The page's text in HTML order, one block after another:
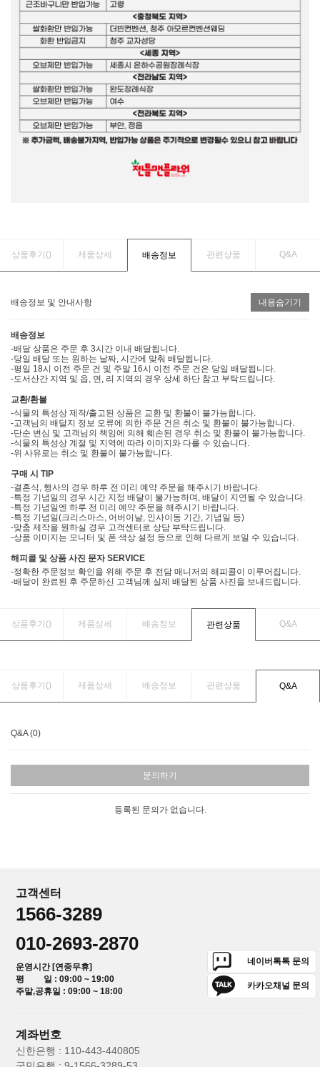
상품후기() 제품상세 배송정보 관련상품 Q&A
배송정보 및 안내사항 내용숨기기
배송정보
-배달 상품은 주문 후 3시간 이내 배달됩니다.
-당일 배달 또는 원하는 날짜, 시간에 맞춰 배달됩니다.
-평일 18시 이전 주문 건 및 주말 16시 이전 주문 건은 당일 배달됩니다.
-도서산간 지역 및 읍, 면, 리 지역의 경우 상세 하단 참고 부탁드립니다.
교환/환불
-식물의 특성상 제작/출고된 상품은 교환 및 환불이 불가능합니다.
-고객님의 배달지 정보 오류에 의한 주문 건은 취소 및 환불이 불가능합니다.
-단순 변심 및 고객님의 책임에 의해 훼손된 경우 취소 및 환불이 불가능합니다.
-식물의 특성상 계절 및 지역에 따라 이미지와 다를 수 있습니다.
-위 사유로는 취소 및 환불이 불가능합니다.
구매 시 TIP
-결혼식, 행사의 경우 하루 전 미리 예약 주문을 해주시기 바랍니다.
-특정 기념일의 경우 시간 지정 배달이 불가능하며, 배달이 지연될 수 있습니다.
-특정 기념일엔 하루 전 미리 예약 주문을 해주시기 바랍니다.
-특정 기념일(크리스마스, 어버이날, 인사이동 기간, 기념일 등)
-맞춤 제작을 원하실 경우 고객센터로 상담 부탁드립니다.
-상품 이미지는 모니터 및 폰 색상 설정 등으로 인해 다르게 보일 수 있습니다.
해피콜 및 상품 사진 문자 SERVICE
-정확한 주문정보 확인을 위해 주문 후 전담 매니저의 해피콜이 이루어집니다.
-배달이 완료된 후 주문하신 고객님께 실제 배달된 상품 사진을 보내드립니다.
상품후기() 제품상세 배송정보 관련상품 Q&A
상품후기() 제품상세 배송정보 관련상품 Q&A
Q&A (0)
문의하기
등록된 문의가 없습니다.
고객센터
1566-3289
010-2693-2870
운영시간 [연중무휴]
평 일 : 09:00 ~ 19:00
주말,공휴일 : 09:00 ~ 18:00
네이버톡톡 문의
카카오채널 문의
계좌번호
신한은행 : 110-443-440805